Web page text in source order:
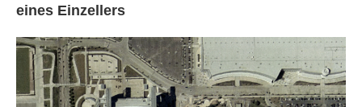
eines Einzellers